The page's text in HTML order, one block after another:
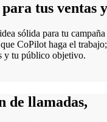
para tus ventas
sólida para tu
CoPilot haga el
y tu público objetivo.
de llamadas,